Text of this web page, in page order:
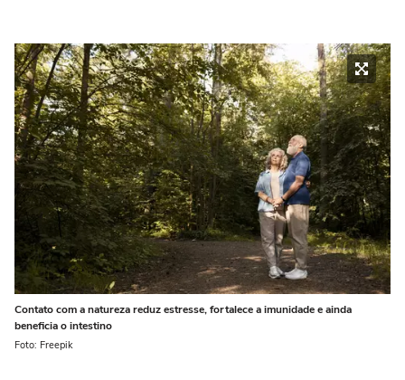
Contato com a natureza reduz estresse, fortalece a imunidade e ainda
beneficia o intestino
Foto: Freepik